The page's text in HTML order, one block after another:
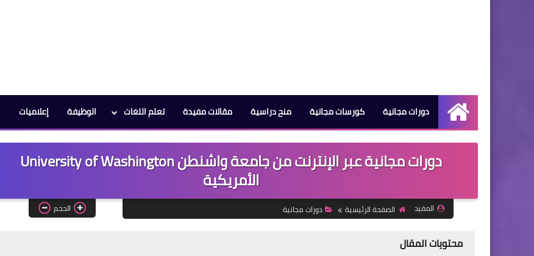
الرئيسية
دورات مجانية كورسات مجانية منح دراسية مقالات مفيدة تعلم اللغات الوظيفة إعلاميات
دورات مجانية عبر الإنترنت من جامعة واشنطن University of Washington
الأمريكية
المفيد الصفحة الرئيسية دورات مجانية الحجم
محتويات المقال